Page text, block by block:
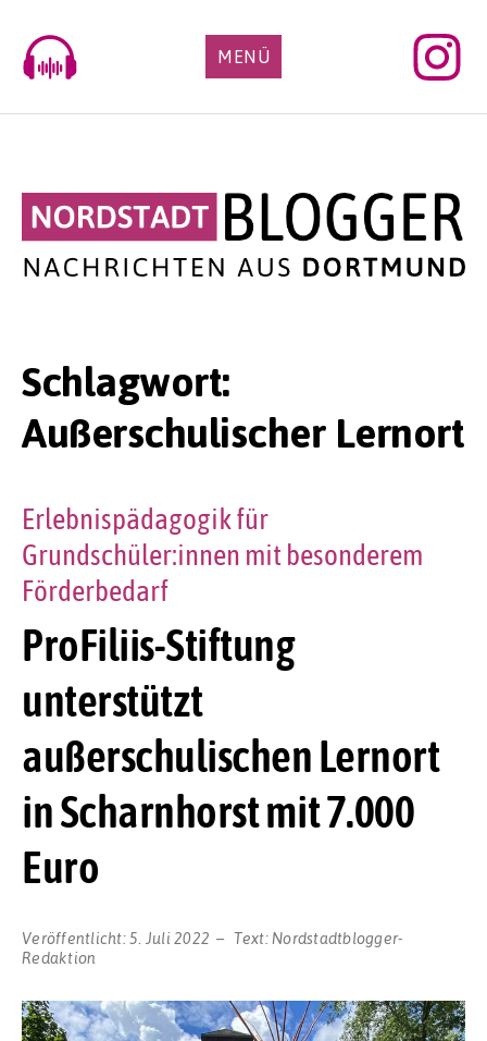
content
MENÜ
Schlagwort:
Außerschulischer Lernort
ProFiliis-Stiftung
unterstützt
außerschulischen Lernort
in Scharnhorst mit 7.000
Euro
Erlebnispädagogik für
Grundschüler:innen mit besonderem
Förderbedarf
Veröffentlicht:5. Juli 2022 Text: Nordstadtblogger-
Redaktion